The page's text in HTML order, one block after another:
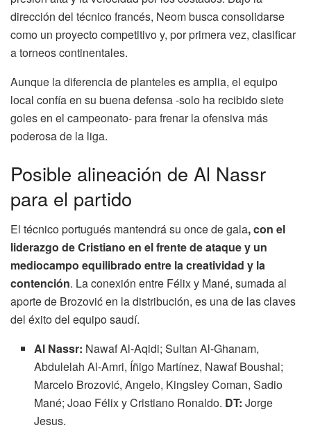
dirección del técnico francés, Neom busca consolidarse
como un proyecto competitivo y, por primera vez, clasificar
a torneos continentales.
Aunque la diferencia de planteles es amplia, el equipo
local confía en su buena defensa -solo ha recibido siete
goles en el campeonato- para frenar la ofensiva más
poderosa de la liga.
Posible alineación de Al Nassr
para el partido
El técnico portugués mantendrá su once de gala, con el
liderazgo de Cristiano en el frente de ataque y un
mediocampo equilibrado entre la creatividad y la
contención. La conexión entre Félix y Mané, sumada al
aporte de Brozović en la distribución, es una de las claves
del éxito del equipo saudí.
Al Nassr: Nawaf Al-Aqidi; Sultan Al-Ghanam,
Abdulelah Al-Amri, Íñigo Martínez, Nawaf Boushal;
Marcelo Brozović, Angelo, Kingsley Coman, Sadio
Mané; Joao Félix y Cristiano Ronaldo. DT: Jorge
Jesus.